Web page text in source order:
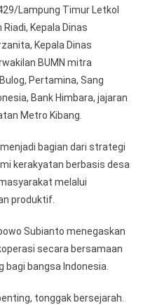
Lampung Timur Letkol
Kepala Dinas
Kepala Dinas
BUMN mitra
Pertamina, Sang
Bank Himbara, jajaran
Metro Kibang.
bagian dari strategi
kerakyatan berbasis desa
melalui
produktif.
Subianto menegaskan
secara bersamaan
bangsa Indonesia.
tonggak bersejarah.